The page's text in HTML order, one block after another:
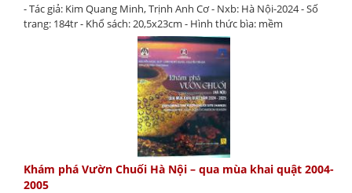
- Tác giả: Kim Quang Minh, Trịnh Anh Cơ - Nxb: Hà Nội-2024 - Số
trang: 184tr - Khổ sách: 20,5x23cm - Hình thức bìa: mềm
Khám phá Vườn Chuối Hà Nội – qua mùa khai quật 2004-
2005